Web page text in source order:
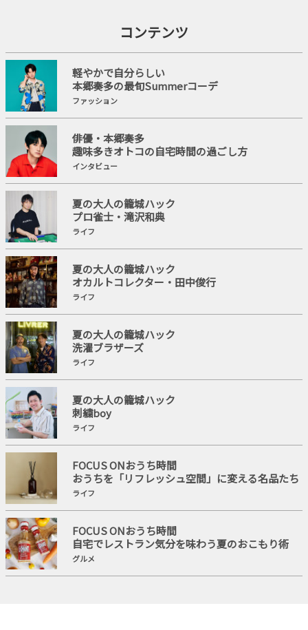
コンテンツ
軽やかで自分らしい
本郷奏多の最旬Summerコーデ
ファッション
俳優・本郷奏多
趣味多きオトコの自宅時間の過ごし方
インタビュー
夏の大人の籠城ハック
プロ雀士・滝沢和典
ライフ
夏の大人の籠城ハック
オカルトコレクター・田中俊行
ライフ
夏の大人の籠城ハック
洗濯ブラザーズ
ライフ
夏の大人の籠城ハック
刺繍boy
ライフ
FOCUS ONおうち時間
おうちを「リフレッシュ空間」に変える名品たち
ライフ
FOCUS ONおうち時間
自宅でレストラン気分を味わう夏のおこもり術
グルメ